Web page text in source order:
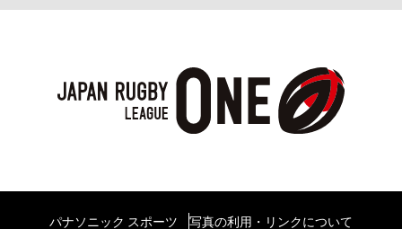
パナソニック スポーツ 写真の利用・リンクについて